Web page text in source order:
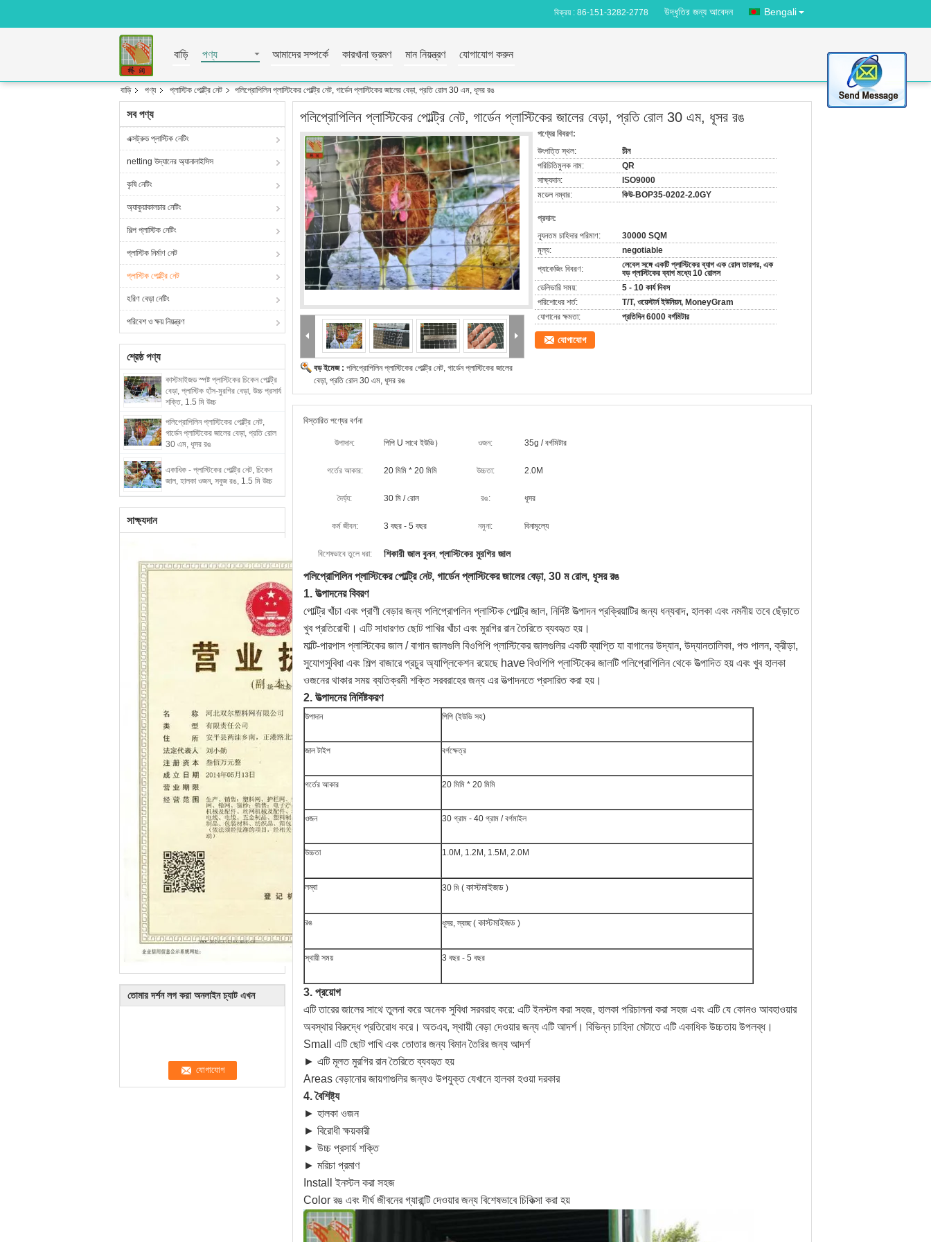
বিক্রয় : 86-151-3282-2778 উদ্ধৃতির জন্য আবেদন Bengali
বাড়ি পণ্য আমাদের সম্পর্কে কারখানা ভ্রমণ মান নিয়ন্ত্রণ যোগাযোগ করুন
বাড়ি পণ্য প্লাস্টিক পোল্ট্রি নেট পলিপ্রোপিলিন প্লাস্টিকের পোল্ট্রি নেট, গার্ডেন প্লাস্টিকের জালের বেড়া, প্রতি রোল 30 এম, ধূসর রঙ
সব পণ্য
এক্সট্রুড প্লাস্টিক নেটিং
netting উদ্যানের অ্যানালাইসিস
কৃষি নেটিং
অ্যাকুয়াকালচার নেটিং
শিল্প প্লাস্টিক নেটিং
প্লাস্টিক নির্মাণ নেট
প্লাস্টিক পোল্ট্রি নেট
হরিণ বেড়া নেটিং
পরিবেশ ও ক্ষয় নিয়ন্ত্রণ
শ্রেষ্ঠ পণ্য
কাস্টমাইজড স্পষ্ট প্লাস্টিকের চিকেন পোল্ট্রি
বেড়া, প্লাস্টিক হাঁস-মুরগির বেড়া, উচ্চ প্রসার্য
শক্তি, 1.5 মি উচ্চ
পলিপ্রোপিলিন প্লাস্টিকের পোল্ট্রি নেট,
গার্ডেন প্লাস্টিকের জালের বেড়া, প্রতি রোল
30 এম, ধূসর রঙ
একাধিক - প্লাস্টিকের পোল্ট্রি নেট, চিকেন
জাল, হালকা ওজন, সবুজ রঙ, 1.5 মি উচ্চ
সাক্ষ্যদান
তোমার দর্শন লগ করা অনলাইন চ্যাট এখন
পলিপ্রোপিলিন প্লাস্টিকের পোল্ট্রি নেট, গার্ডেন প্লাস্টিকের জালের বেড়া, প্রতি রোল 30 এম, ধূসর রঙ
বড় ইমেজ : পলিপ্রোপিলিন প্লাস্টিকের পোল্ট্রি নেট, গার্ডেন প্লাস্টিকের জালের
বেড়া, প্রতি রোল 30 এম, ধূসর রঙ
পণ্যের বিবরণ:
উৎপত্তি স্থল:
চীন
পরিচিতিমুলক নাম:
QR
সাক্ষ্যদান:
ISO9000
মডেল নম্বার:
কিউ-BOP35-0202-2.0GY
প্রদান:
ন্যূনতম চাহিদার পরিমাণ:
30000 SQM
মূল্য:
negotiable
প্যাকেজিং বিবরণ:
লেবেল সঙ্গে একটি প্লাস্টিকের ব্যাগ এক রোল তারপর, এক
বড় প্লাস্টিকের ব্যাগ মধ্যে 10 রোলস
ডেলিভারি সময়:
5 - 10 কার্য দিবস
পরিশোধের শর্ত:
T/T, ওয়েস্টার্ন ইউনিয়ন, MoneyGram
যোগানের ক্ষমতা:
প্রতিদিন 6000 বর্গমিটার
যোগাযোগ
বিস্তারিত পণ্যের বর্ণনা
উপাদান: পিপি U সাথে ইউভি） ওজন: 35g / বর্গমিটার
গর্তের আকার: 20 মিমি * 20 মিমি উচ্চতা: 2.0M
দৈর্ঘ্য: 30 মি / রোল রঙ: ধূসর
কর্ম জীবন: 3 বছর - 5 বছর নমুনা: বিনামূল্যে
বিশেষভাবে তুলে ধরা: শিকারী জাল বুনন, প্লাস্টিকের মুরগির জাল
পলিপ্রোপিলিন প্লাস্টিকের পোল্ট্রি নেট, গার্ডেন প্লাস্টিকের জালের বেড়া, 30 ম রোল, ধূসর রঙ
1. উত্পাদনের বিবরণ
পোল্ট্রি খাঁচা এবং প্রাণী বেড়ার জন্য পলিপ্রোপলিন প্লাস্টিক পোল্ট্রি জাল, নির্দিষ্ট উত্পাদন প্রক্রিয়াটির জন্য ধন্যবাদ, হালকা এবং নমনীয় তবে ছেঁড়াতে
খুব প্রতিরোধী। এটি সাধারণত ছোট পাখির খাঁচা এবং মুরগির রান তৈরিতে ব্যবহৃত হয়।
মাল্টি-পারপাস প্লাস্টিকের জাল / বাগান জালগুলি বিওপিপি প্লাস্টিকের জালগুলির একটি ব্যাপ্তি যা বাগানের উদ্যান, উদ্যানতালিকা, পশু পালন, ক্রীড়া,
সুযোগসুবিধা এবং শিল্প বাজারে প্রচুর অ্যাপ্লিকেশন রয়েছে haveবিওপিপি প্লাস্টিকের জালটি পলিপ্রোপিলিন থেকে উত্পাদিত হয় এবং খুব হালকা
ওজনের থাকার সময় ব্যতিক্রমী শক্তি সরবরাহের জন্য এর উত্পাদনতে প্রসারিত করা হয়।
2. উত্পাদনের নির্দিষ্টকরণ
উপাদান পিপি (ইউভি সহ)
জাল টাইপ বর্গক্ষেত্র
গর্তের আকার 20 মিমি * 20 মিমি
ওজন 30 গ্রাম - 40 গ্রাম / বর্গমাইল
উচ্চতা 1.0M, 1.2M, 1.5M, 2.0M
লম্বা 30 মি ( কাস্টমাইজড )
রঙ ধূসর, স্বচ্ছ ( কাস্টমাইজড )
স্থায়ী সময় 3 বছর - 5 বছর
3. প্রয়োগ
এটি তারের জালের সাথে তুলনা করে অনেক সুবিধা সরবরাহ করে: এটি ইনস্টল করা সহজ, হালকা পরিচালনা করা সহজ এবং এটি যে কোনও আবহাওয়ার
অবস্থার বিরুদ্ধে প্রতিরোধ করে। অতএব, স্থায়ী বেড়া দেওয়ার জন্য এটি আদর্শ। বিভিন্ন চাহিদা মেটাতে এটি একাধিক উচ্চতায় উপলব্ধ।
Small এটি ছোট পাখি এবং তোতার জন্য বিমান তৈরির জন্য আদর্শ
► এটি মূলত মুরগির রান তৈরিতে ব্যবহৃত হয়
Areas বেড়ানোর জায়গাগুলির জন্যও উপযুক্ত যেখানে হালকা হওয়া দরকার
4.বৈশিষ্ট্য
► হালকা ওজন
► বিরোধী ক্ষয়কারী
► উচ্চ প্রসার্য শক্তি
► মরিচা প্রমাণ
Install ইনস্টল করা সহজ
Color রঙ এবং দীর্ঘ জীবনের গ্যারান্টি দেওয়ার জন্য বিশেষভাবে চিকিত্সা করা হয়